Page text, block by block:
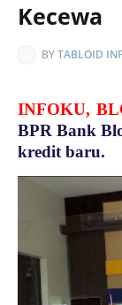
Kecewa
BYTABLOID
INFOKU,
BPR Bank
kredit baru.